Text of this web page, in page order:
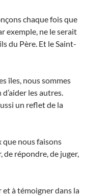
chaque fois que
exemple, ne le serait
du Père. Et le Saint-
îles, nous sommes
les autres.
un reflet de la
que nous faisons
de répondre, de juger,
et à témoigner dans la